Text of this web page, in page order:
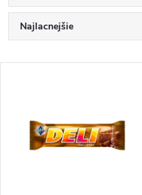
R
a
Najlacnejšie